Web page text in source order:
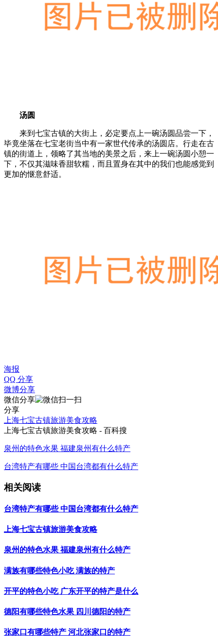
汤圆
来到七宝古镇的大街上，必定要点上一碗汤圆品尝一下，
毕竟坐落在七宝老街当中有一家世代传承的汤圆店。行走在古
镇的街道上，领略了其当地的美景之后，来上一碗汤圆小憩一
下，不仅其滋味香甜软糯，而且置身在其中的我们也能感觉到
更加的惬意舒适。
海报
QQ 分享
微博分享
微信分享
分享
上海七宝古镇旅游美食攻略
上海七宝古镇旅游美食攻略 - 百科搜
泉州的特色水果 福建泉州有什么特产
台湾特产有哪些 中国台湾都有什么特产
相关阅读
台湾特产有哪些 中国台湾都有什么特产
上海七宝古镇旅游美食攻略
泉州的特色水果 福建泉州有什么特产
满族有哪些特色小吃 满族的特产
开平的特色小吃 广东开平的特产是什么
德阳有哪些特色水果 四川德阳的特产
张家口有哪些特产 河北张家口的特产